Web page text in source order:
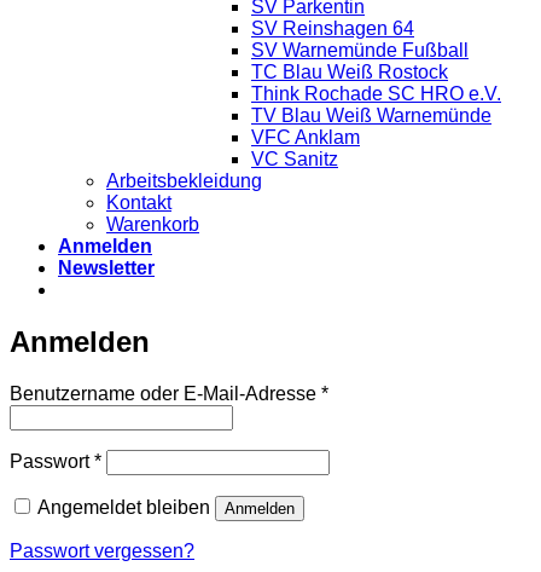
SV Parkentin
SV Reinshagen 64
SV Warnemünde Fußball
TC Blau Weiß Rostock
Think Rochade SC HRO e.V.
TV Blau Weiß Warnemünde
VFC Anklam
VC Sanitz
Arbeitsbekleidung
Kontakt
Warenkorb
Anmelden
Newsletter
Anmelden
Benutzername oder E-Mail-Adresse *
Passwort*
Angemeldet bleiben Anmelden
Passwort vergessen?